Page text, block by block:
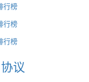
行榜
行榜
行榜
议